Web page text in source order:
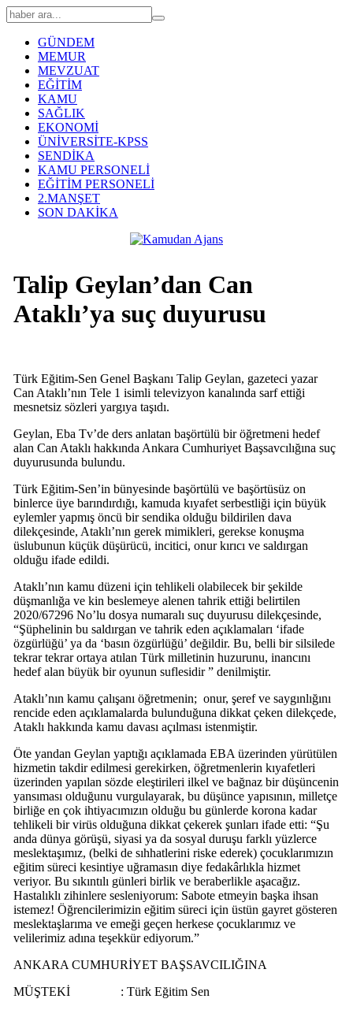
GÜNDEM
MEMUR
MEVZUAT
EĞİTİM
KAMU
SAĞLIK
EKONOMİ
ÜNİVERSİTE-KPSS
SENDİKA
KAMU PERSONELİ
EĞİTİM PERSONELİ
2.MANŞET
SON DAKİKA
Talip Geylan’dan Can
Ataklı’ya suç duyurusu
Türk Eğitim-Sen Genel Başkanı Talip Geylan, gazeteci yazar
Can Ataklı’nın Tele 1 isimli televizyon kanalında sarf ettiği
mesnetsiz sözleri yargıya taşıdı.
Geylan, Eba Tv’de ders anlatan başörtülü bir öğretmeni hedef
alan Can Ataklı hakkında Ankara Cumhuriyet Başsavcılığına suç
duyurusunda bulundu.
Türk Eğitim-Sen’in bünyesinde başörtülü ve başörtüsüz on
binlerce üye barındırdığı, kamuda kıyafet serbestliği için büyük
eylemler yapmış öncü bir sendika olduğu bildirilen dava
dilekçesinde, Ataklı’nın gerek mimikleri, gerekse konuşma
üslubunun küçük düşürücü, incitici, onur kırıcı ve saldırgan
olduğu ifade edildi.
Ataklı’nın kamu düzeni için tehlikeli olabilecek bir şekilde
düşmanlığa ve kin beslemeye alenen tahrik ettiği belirtilen
2020/67296 No’lu dosya numaralı suç duyurusu dilekçesinde,
“Şüphelinin bu saldırgan ve tahrik eden açıklamaları ‘ifade
özgürlüğü’ ya da ‘basın özgürlüğü’ değildir. Bu, belli bir silsilede
tekrar tekrar ortaya atılan Türk milletinin huzurunu, inancını
hedef alan büyük bir oyunun suflesidir ” denilmiştir.
Ataklı’nın kamu çalışanı öğretmenin; onur, şeref ve saygınlığını
rencide eden açıklamalarda bulunduğuna dikkat çeken dilekçede,
Ataklı hakkında kamu davası açılması istenmiştir.
Öte yandan Geylan yaptığı açıklamada EBA üzerinden yürütülen
hizmetin takdir edilmesi gerekirken, öğretmenlerin kıyafetleri
üzerinden yapılan sözde eleştirileri ilkel ve bağnaz bir düşüncenin
yansıması olduğunu vurgulayarak, bu düşünce yapısının, milletçe
birliğe en çok ihtiyacımızın olduğu bu günlerde korona kadar
tehlikeli bir virüs olduğuna dikkat çekerek şunları ifade etti: “Şu
anda dünya görüşü, siyasi ya da sosyal duruşu farklı yüzlerce
meslektaşımız, (belki de sıhhatlerini riske ederek) çocuklarımızın
eğitim süreci kesintiye uğramasın diye fedakârlıkla hizmet
veriyor. Bu sıkıntılı günleri birlik ve beraberlikle aşacağız.
Hastalıklı zihinlere sesleniyorum: Sabote etmeyin başka ihsan
istemez! Öğrencilerimizin eğitim süreci için üstün gayret gösteren
meslektaşlarıma ve emeği geçen herkese çocuklarımız ve
velilerimiz adına teşekkür ediyorum.”
ANKARA CUMHURİYET BAŞSAVCILIĞINA
MÜŞTEKİ : Türk Eğitim Sen